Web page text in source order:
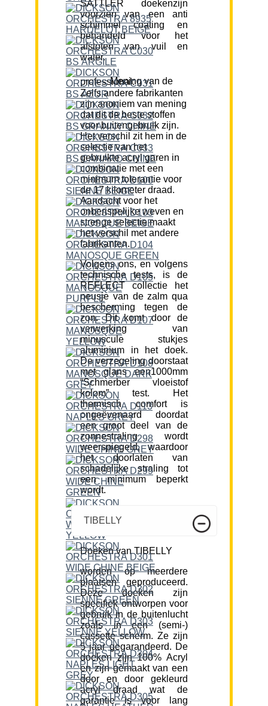
SATTLER doekenzijn
voorzien van een anti
schimmel coating en
behandeld voor het
afstoten van vuil en
water.
Mening van de professional:
Zelfs andere fabrikanten
zijn anoniem van mening
dat dit de beste stoffen
voor buitengebruik zijn.
Het verschil zit hem in de
selectie van het
gebruikte acryl garen in
combinatie met een
minimum tolerantie voor
de 17 kilometer draad.
Aandacht voor het
onberispelijke weven en
strenge selectie maakt
het verschil met andere
fabrikanten.
Volgens ons, en volgens
technische tests, is de
REFLECT collectie het
neusje van de zalm qua
bescherming tegen de
zon. Dit komt door de
verwerking van
minuscule stukjes
aluminium in het doek.
De verzegeling doorstaat
met glans een1000mm
“Schmerber vloeistof
kolom” test. Het
thermisch comfort is
ongeëvenaard doordat
een groot deel van de
zonnestraling wordt
weerspiegeld, waardoor
het doorlaten van
schadelijke straling tot
een minimum beperkt
wordt.
TIBELLY
Doeken van TIBELLY
worden op meerdere
plaatsen geproduceerd.
Deze doeken zijn
specifiek ontworpen voor
gebruik in de buitenlucht
zoals in een (semi-)
cassette scherm. Ze zijn
5 jaar gegarandeerd. De
doeken zijn 100% Acryl
en zijn gemaakt van een
door en door gekleurd
acryl draad wat de
garantie is voor lang